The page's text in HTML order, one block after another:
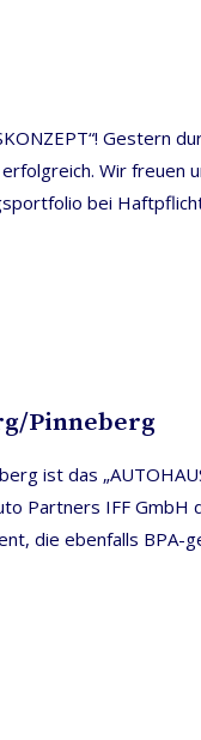
Gestern
Wir freuen
bei
Pinneberg
ist das
Partners IFF
die ebenfalls